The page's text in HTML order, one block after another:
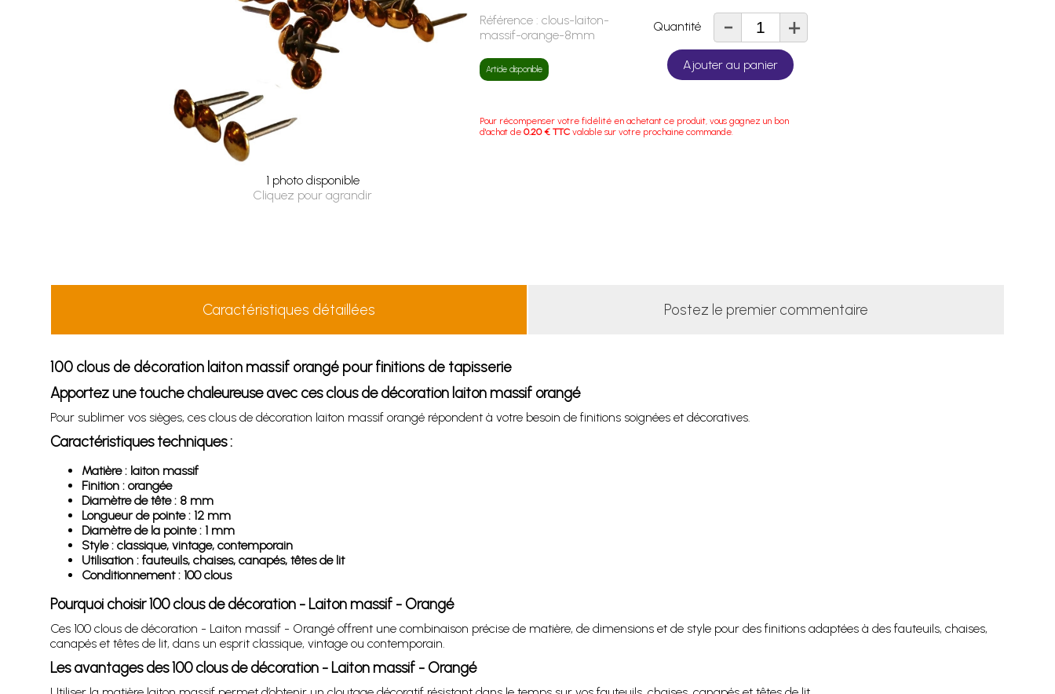
1 photo disponible
Cliquez pour agrandir
Référence :clous-laiton-
massif-orange-8mm
Article disponible
Quantité - +
Ajouter au panier
Pour récompenser votre fidélité en achetant ce produit, vous gagnez un bon
d'achat de0.20 € TTC valable sur votre prochaine commande.
Caractéristiques détaillées Postez le premier commentaire
100 clous de décoration laiton massif orangé pour finitions de tapisserie
Apportez une touche chaleureuse avec ces clous de décoration laiton massif orangé
Pour sublimer vos sièges, ces clous de décoration laiton massif orangé répondent à votre besoin de finitions soignées et décoratives.
Caractéristiques techniques :
Matière : laiton massif
Finition : orangée
Diamètre de tête : 8 mm
Longueur de pointe : 12 mm
Diamètre de la pointe : 1 mm
Style : classique, vintage, contemporain
Utilisation : fauteuils, chaises, canapés, têtes de lit
Conditionnement : 100 clous
Pourquoi choisir 100 clous de décoration - Laiton massif - Orangé
Ces 100 clous de décoration - Laiton massif - Orangé offrent une combinaison précise de matière, de dimensions et de style pour des finitions adaptées à des fauteuils, chaises,
canapés et têtes de lit, dans un esprit classique, vintage ou contemporain.
Les avantages des 100 clous de décoration - Laiton massif - Orangé